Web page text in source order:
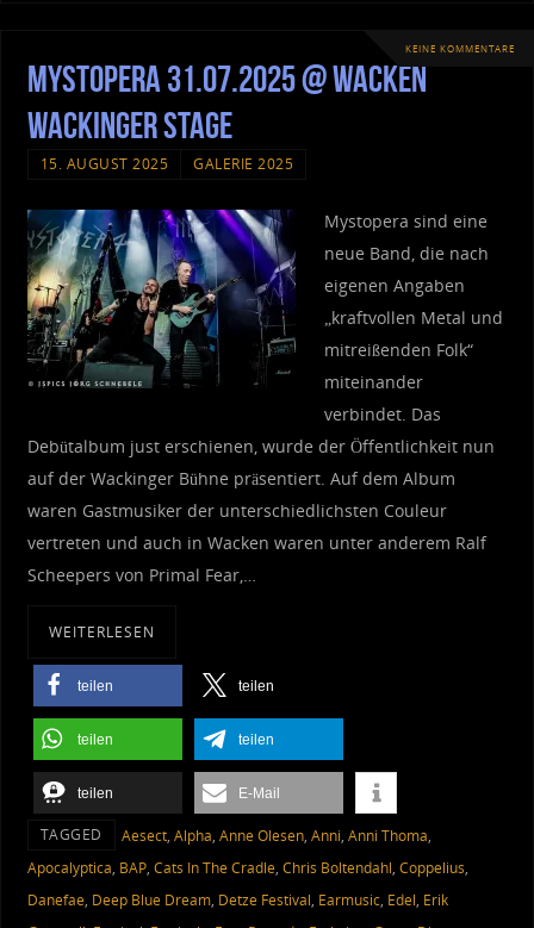
KEINE KOMMENTARE
Mystopera 31.07.2025 @ Wacken
Wackinger Stage
15. AUGUST 2025 GALERIE 2025
Mystopera sind eine
neue Band, die nach
eigenen Angaben
„kraftvollen Metal und
mitreißenden Folk“
miteinander
verbindet. Das
Debütalbum just erschienen, wurde der Öffentlichkeit nun
auf der Wackinger Bühne präsentiert. Auf dem Album
waren Gastmusiker der unterschiedlichsten Couleur
vertreten und auch in Wacken waren unter anderem Ralf
Scheepers von Primal Fear,…
WEITERLESEN
teilen teilen
teilen teilen
teilen E-Mail
TAGGED Aesect, Alpha, Anne Olesen, Anni, Anni Thoma,
Apocalyptica, BAP, Cats In The Cradle, Chris Boltendahl, Coppelius,
Danefae, Deep Blue Dream, Detze Festival, Earmusic, Edel, Erik